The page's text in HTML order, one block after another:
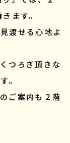
ます。
渡せる心地よ
つろぎ頂きな
。
ご案内も２階